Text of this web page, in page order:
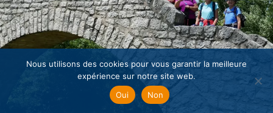
Nous utilisons des cookies pour vous garantir la meilleure
expérience sur notre site web.
Oui
Non